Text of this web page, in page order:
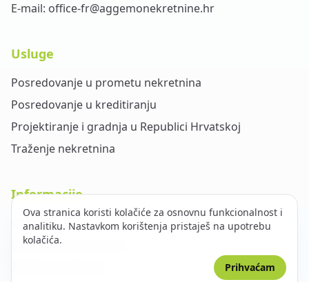
E-mail: office-fr@aggemonekretnine.hr
Usluge
Posredovanje u prometu nekretnina
Posredovanje u kreditiranju
Projektiranje i gradnja u Republici Hrvatskoj
Traženje nekretnina
Informacije
O nama
Opći uvjeti poslovanja
Ova stranica koristi kolačiće za osnovnu funkcionalnost i
analitiku. Nastavkom korištenja pristaješ na upotrebu
kolačića.
Prihvaćam